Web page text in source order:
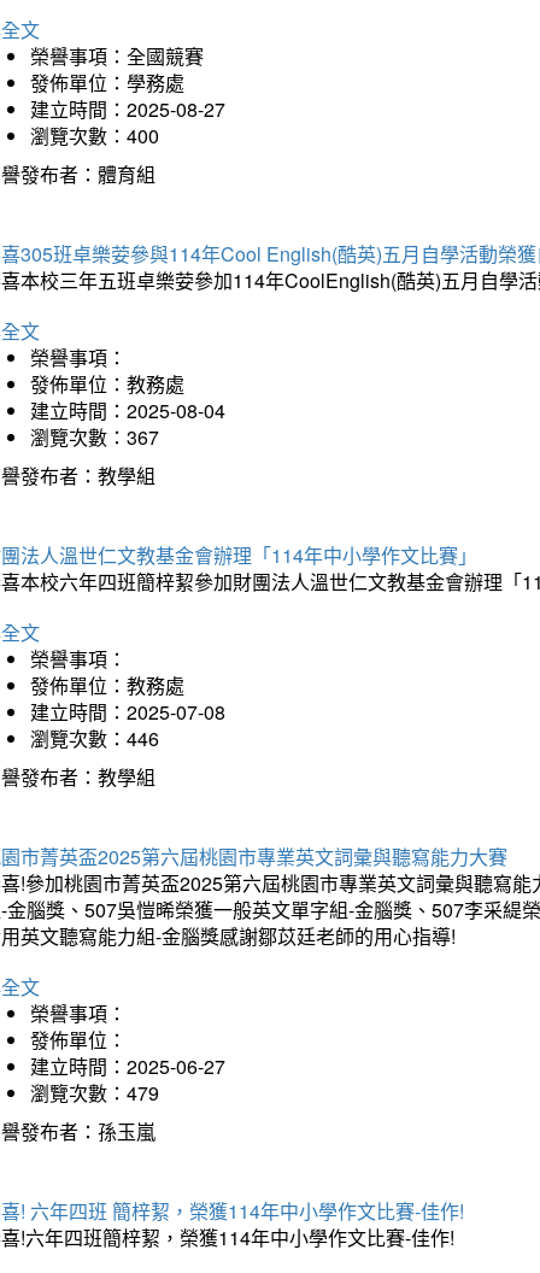
文
榮譽事項：全國競賽
發佈單位：學務處
建立時間：2025-08-27
瀏覽次數：400
發布者：體育組
305班卓樂荌參與114年Cool English(酷英)五月自學活動榮
本校三年五班卓樂荌參加114年CoolEnglish(酷英)五月自學
文
榮譽事項：
發佈單位：教務處
建立時間：2025-08-04
瀏覽次數：367
發布者：教學組
法人溫世仁文教基金會辦理「114年中小學作文比賽」
本校六年四班簡梓絜參加財團法人溫世仁文教基金會辦理「
文
榮譽事項：
發佈單位：教務處
建立時間：2025-07-08
瀏覽次數：446
發布者：教學組
市菁英盃2025第六屆桃園市專業英文詞彙與聽寫能力大賽
!參加桃園市菁英盃2025第六屆桃園市專業英文詞彙與聽寫
金腦獎、507吳愷晞榮獲一般英文單字組-金腦獎、507李采緹
英文聽寫能力組-金腦獎感謝鄒苡廷老師的用心指導!
文
榮譽事項：
發佈單位：
建立時間：2025-06-27
瀏覽次數：479
發布者：孫玉嵐
! 六年四班 簡梓絜，榮獲114年中小學作文比賽-佳作!
!六年四班簡梓絜，榮獲114年中小學作文比賽-佳作!